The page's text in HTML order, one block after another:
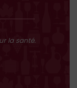
la santé.